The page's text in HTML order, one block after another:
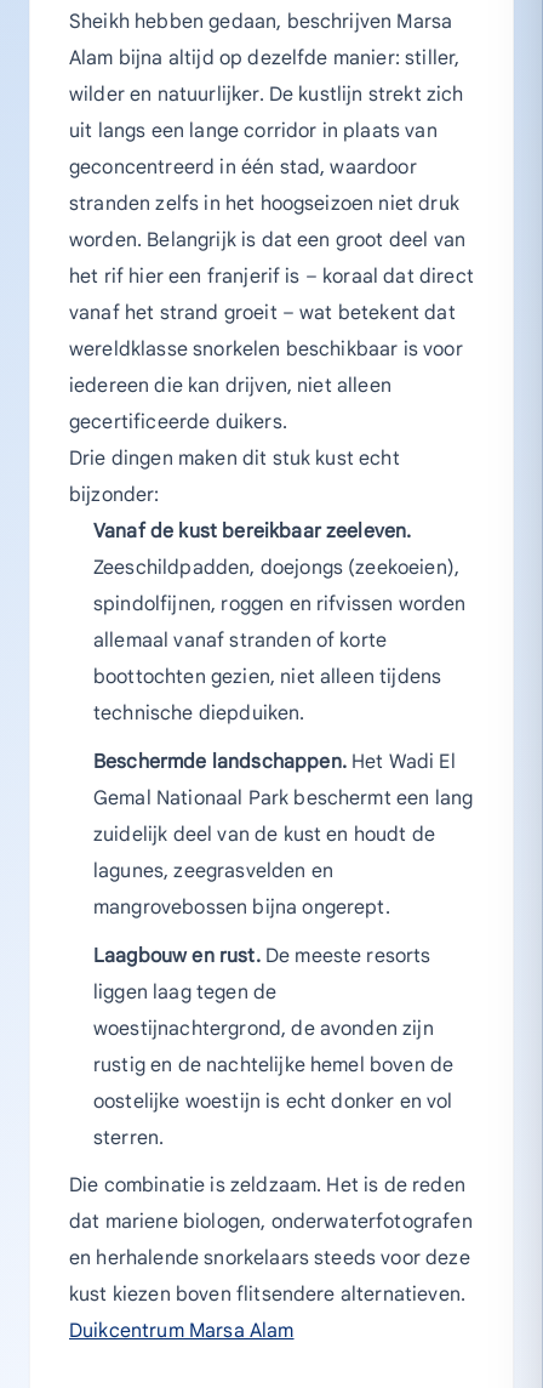
Sheikh hebben gedaan, beschrijven Marsa
Alam bijna altijd op dezelfde manier: stiller,
wilder en natuurlijker. De kustlijn strekt zich
uit langs een lange corridor in plaats van
geconcentreerd in één stad, waardoor
stranden zelfs in het hoogseizoen niet druk
worden. Belangrijk is dat een groot deel van
het rif hier een franjerif is – koraal dat direct
vanaf het strand groeit – wat betekent dat
wereldklasse snorkelen beschikbaar is voor
iedereen die kan drijven, niet alleen
gecertificeerde duikers.
Drie dingen maken dit stuk kust echt
bijzonder:
Vanaf de kust bereikbaar zeeleven.
Zeeschildpadden, doejongs (zeekoeien),
spindolfijnen, roggen en rifvissen worden
allemaal vanaf stranden of korte
boottochten gezien, niet alleen tijdens
technische diepduiken.
Beschermde landschappen.Het Wadi El
Gemal Nationaal Park beschermt een lang
zuidelijk deel van de kust en houdt de
lagunes, zeegrasvelden en
mangrovebossen bijna ongerept.
Laagbouw en rust.De meeste resorts
liggen laag tegen de
woestijnachtergrond, de avonden zijn
rustig en de nachtelijke hemel boven de
oostelijke woestijn is echt donker en vol
sterren.
Die combinatie is zeldzaam. Het is de reden
dat mariene biologen, onderwaterfotografen
en herhalende snorkelaars steeds voor deze
kust kiezen boven flitsendere alternatieven.
Duikcentrum Marsa Alam